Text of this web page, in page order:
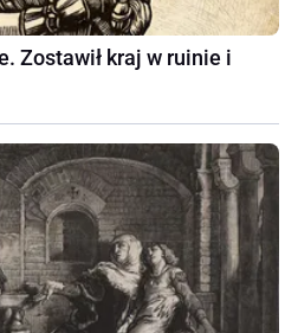
Zostawił kraj w ruinie i